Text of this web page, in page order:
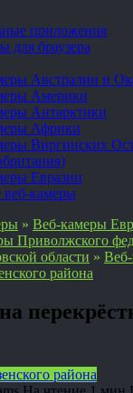
приложения
для браузера
Австралии и
Америки
Антарктики
Африки
Виргинских
Евразии
камеры
» Веб-камеры
Приволжского
области »
района
района